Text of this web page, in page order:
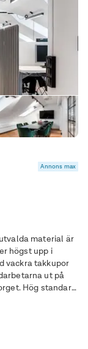
Annons max
material är
högst upp i
vackra takkupor
ut på
Hög standard